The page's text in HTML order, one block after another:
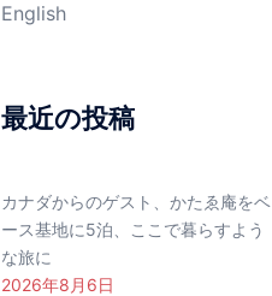
English
最近の投稿
カナダからのゲスト、かたゑ庵をベ
ース基地に5泊、ここで暮らすよう
な旅に
2026年8月6日